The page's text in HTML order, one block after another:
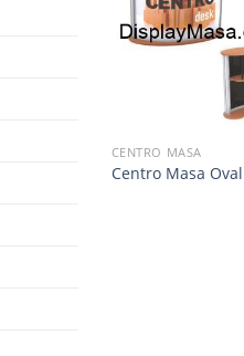
CENTRO MASA
Centro Masa Oval